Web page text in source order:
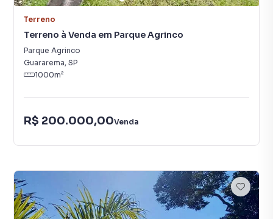
Terreno
Terreno à Venda em Parque Agrinco
Parque Agrinco
Guararema, SP
1000m²
R$ 200.000,00Venda